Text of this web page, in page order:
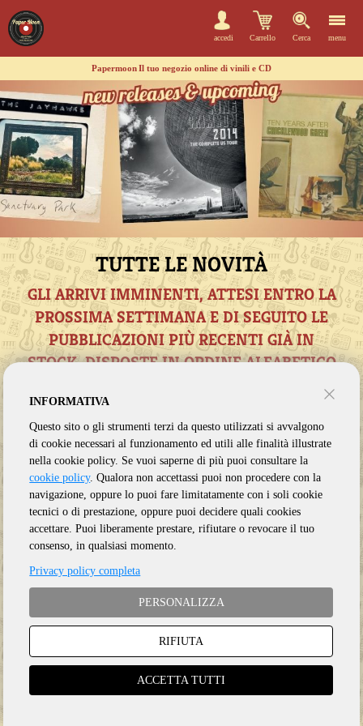
accedi Carrello Cerca menu
PapermoonIl tuo negozio online di vinili e CD
TUTTE LE NOVITÀ
GLI ARRIVI IMMINENTI, ATTESI ENTRO LA
PROSSIMA SETTIMANA E DI SEGUITO LE
PUBBLICAZIONI PIÙ RECENTI GIÀ IN
STOCK, DISPOSTE IN ORDINE ALFABETICO
Trovati: 2757 per pagina
1 2 3 4 . . . 111
Disponibile
24/08/2026
INFORMATIVA
Questo sito o gli strumenti terzi da questo utilizzati si avvalgono
di cookie necessari al funzionamento ed utili alle finalità illustrate
nella cookie policy. Se vuoi saperne di più puoi consultare la
cookie policy. Qualora non accettassi puoi non procedere con la
navigazione, oppure lo puoi fare limitatamente con i soli cookie
tecnici o di prestazione, oppure puoi decidere quali cookies
accettare. Puoi liberamente prestare, rifiutare o revocare il tuo
consenso, in qualsiasi momento.
Privacy policy completa
PERSONALIZZA
RIFIUTA
ACCETTA TUTTI